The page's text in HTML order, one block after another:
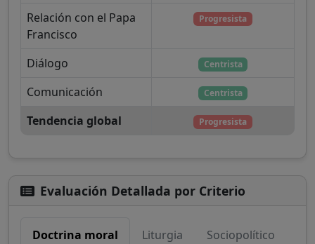
Relación con el Papa
Francisco
Progresista
Diálogo Centrista
Comunicación Centrista
Tendencia global Progresista
Evaluación Detallada por Criterio
Doctrina moral Liturgia Sociopolítico